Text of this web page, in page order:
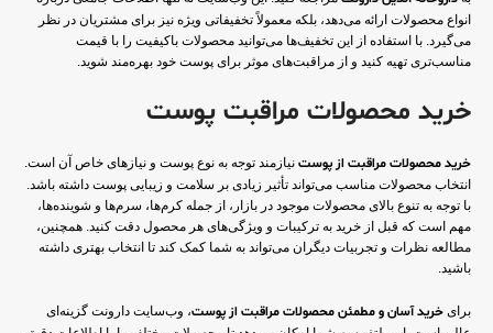
انواع محصولات ارائه می‌دهد، بلکه معمولاً تخفیفاتی ویژه نیز برای مشتریان در نظر
می‌گیرد. با استفاده از این تخفیف‌ها می‌توانید محصولات باکیفیت را با قیمت
مناسب‌تری تهیه کنید و از مراقبت‌های موثر برای پوست خود بهره‌مند شوید.
خرید محصولات مراقبت پوست
خرید محصولات مراقبت از پوست نیازمند توجه به نوع پوست و نیازهای خاص آن است.
انتخاب محصولات مناسب می‌تواند تأثیر زیادی بر سلامت و زیبایی پوست داشته باشد.
با توجه به تنوع بالای محصولات موجود در بازار، از جمله کرم‌ها، سرم‌ها و شوینده‌ها،
مهم است که قبل از خرید به ترکیبات و ویژگی‌های هر محصول دقت کنید. همچنین،
مطالعه نظرات و تجربیات دیگران می‌تواند به شما کمک کند تا انتخاب بهتری داشته
باشید.
برای خرید آسان و مطمئن محصولات مراقبت از پوست، وب‌سایت دارونت گزینه‌ای